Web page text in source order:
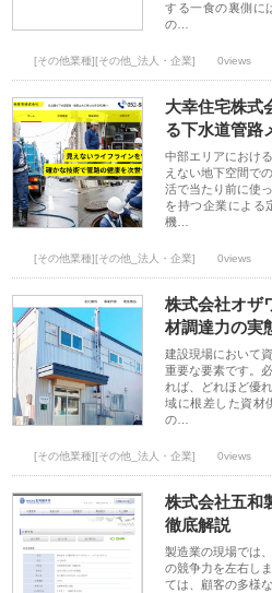
する一食の裏側に
の…
[その他業種][その他_法人・企業] 0views
大幸住宅株式
る下水道管路
中部エリアにおけ
えない地下空間で
活で当たり前に使
を持つ企業による
機…
[その他業種][その他_法人・企業] 0views
株式会社オザ
材調達力の実
建設現場において
重要な要素です。
れば、どれほど優
域に根差した資材
の…
[その他業種][その他_法人・企業] 0views
株式会社五和
徹底解説
製造業の現場では
の競争力を左右し
ては、顧客の多様